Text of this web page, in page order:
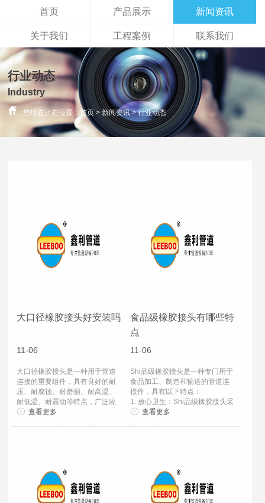
首页 产品展示 新闻资讯
关于我们 工程案例 联系我们
行业动态
Industry
您现在所在位置：首页 >新闻资讯>行业动态
大口径橡胶接头好安装吗
11-06
大口径橡胶接头是一种用于管道
连接的重要组件，具有良好的耐
压、耐腐蚀、耐磨损、耐高温、
耐低温、耐震动等特点，广泛应
用于各种工业...
查看更多
食品级橡胶接头有哪些特
点
11-06
Shi品级橡胶接头是一种专门用于
食品加工、制造和输送的管道连
接件，具有以下特点：
1. 放心卫生：Shi品级橡胶接头采
用符合食品卫生标准...
查看更多